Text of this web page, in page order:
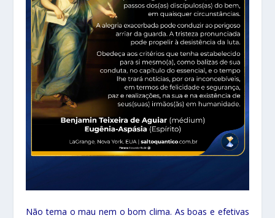
Não tema o mau nem o bom clima. As boas e efetivas